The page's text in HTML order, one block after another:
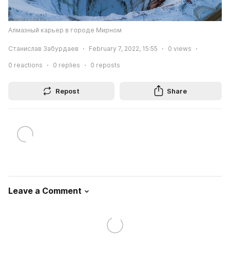
Алмазный карьер в городе Мирном
Станислав Забурдаев February 7, 2022, 15:55 0 views
0 reactions 0 replies 0 reposts
Repost Share
Leave a Comment